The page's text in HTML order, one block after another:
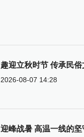
趣迎立秋时节 传承民俗
2026-08-07 14:28
迎峰战暑 高温一线的